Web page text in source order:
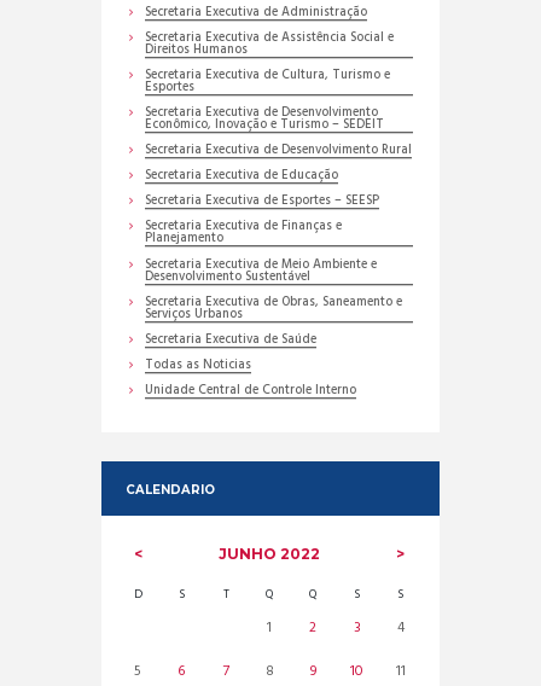
Secretaria Executiva de Administração
Secretaria Executiva de Assistência Social e
Direitos Humanos
Secretaria Executiva de Cultura, Turismo e
Esportes
Secretaria Executiva de Desenvolvimento
Econômico, Inovação e Turismo – SEDEIT
Secretaria Executiva de Desenvolvimento Rural
Secretaria Executiva de Educação
Secretaria Executiva de Esportes – SEESP
Secretaria Executiva de Finanças e
Planejamento
Secretaria Executiva de Meio Ambiente e
Desenvolvimento Sustentável
Secretaria Executiva de Obras, Saneamento e
Serviços Urbanos
Secretaria Executiva de Saúde
Todas as Noticias
Unidade Central de Controle Interno
CALENDARIO
JUNHO 2022
D S T Q Q S S
1 2 3
4
5
6 7 8 9 10
11